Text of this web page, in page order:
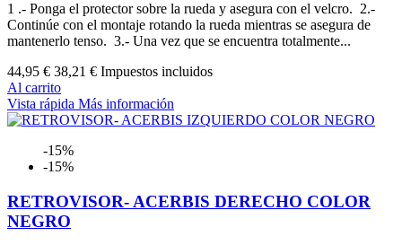
1 .- Ponga el protector sobre la rueda y asegura con el velcro. 2.-
Continúe con el montaje rotando la rueda mientras se asegura de
mantenerlo tenso. 3.- Una vez que se encuentra totalmente...
44,95 € 38,21 € Impuestos incluidos
Al carrito
Vista rápida Más información
-15%
-15%
RETROVISOR- ACERBIS DERECHO COLOR
NEGRO